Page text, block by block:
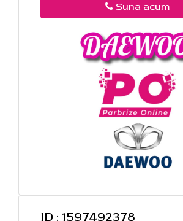
Suna acum
ID : 1597492378